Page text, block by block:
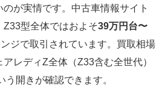
が実情です。中古車情報サイト
型全体ではおよそ39万円台〜
ジで取引されています。買取相場
レディZ全体（Z33含む全世代）
開きが確認できます。